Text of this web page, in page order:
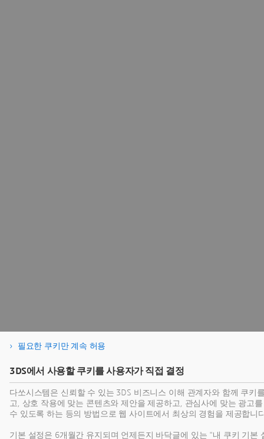
필요한 쿠키만 계속 허용
3DS에서 사용할 쿠키를 사용자가 직접 결정
다쏘시스템은 신뢰할 수 있는 3DS 비즈니스 이해 관계자와 함께 쿠키
고, 상호 작용에 맞는 콘텐츠와 제안을 제공하고, 관심사에 맞는 광고
수 있도록 하는 등의 방법으로 웹 사이트에서 최상의 경험을 제공합니
기본 설정은 6개월간 유지되며 언제든지 바닥글에 있는 "내 쿠키 기본